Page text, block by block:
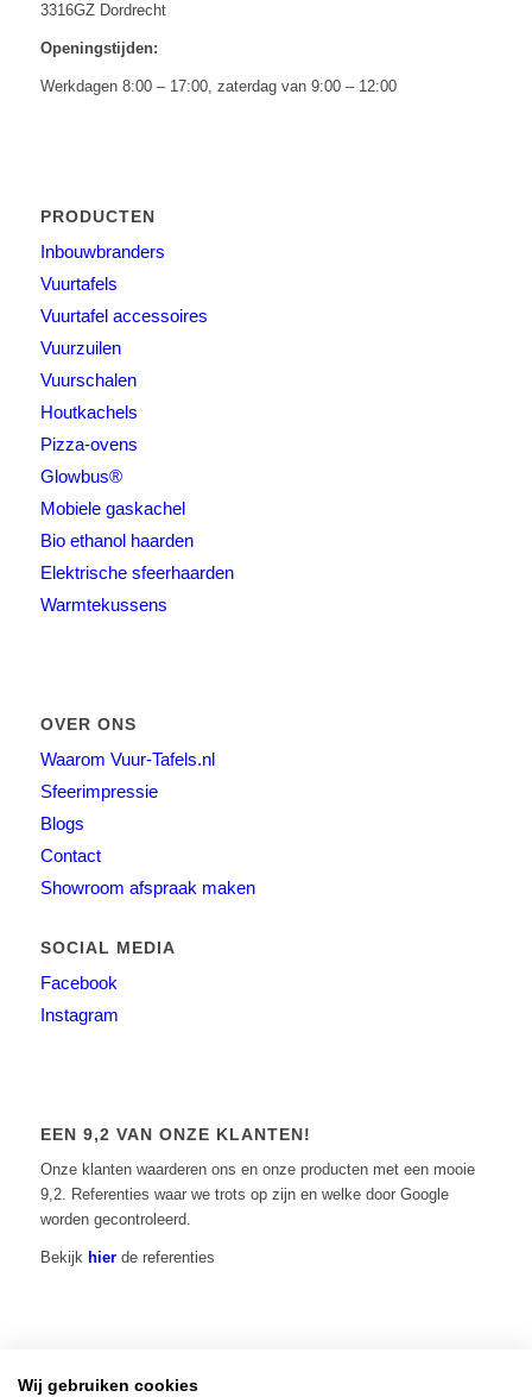
3316GZ Dordrecht
Openingstijden:
Werkdagen 8:00 – 17:00, zaterdag van 9:00 – 12:00
PRODUCTEN
Inbouwbranders
Vuurtafels
Vuurtafel accessoires
Vuurzuilen
Vuurschalen
Houtkachels
Pizza-ovens
Glowbus®
Mobiele gaskachel
Bio ethanol haarden
Elektrische sfeerhaarden
Warmtekussens
OVER ONS
Waarom Vuur-Tafels.nl
Sfeerimpressie
Blogs
Contact
Showroom afspraak maken
SOCIAL MEDIA
Facebook
Instagram
EEN 9,2 VAN ONZE KLANTEN!
Onze klanten waarderen ons en onze producten met een mooie
9,2. Referenties waar we trots op zijn en welke door Google
worden gecontroleerd.
Bekijk hierde referenties
Wij gebruiken cookies